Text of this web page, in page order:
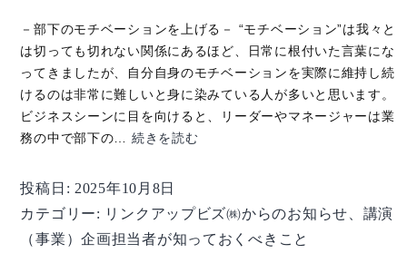
－部下のモチベーションを上げる－ “モチベーション”は我々と
は切っても切れない関係にあるほど、日常に根付いた言葉にな
ってきましたが、自分自身のモチベーションを実際に維持し続
けるのは非常に難しいと身に染みている人が多いと思います。
ビジネスシーンに目を向けると、リーダーやマネージャーは業
務の中で部下の… 続きを読む【講
担
当
投稿日: 2025年10月8日
カテゴリー: リンクアップビズ㈱からのお知らせ
講演
（事業）企画担当者が知っておくべきこと